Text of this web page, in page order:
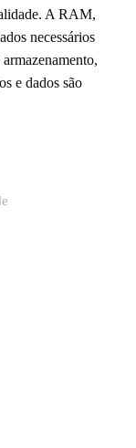
A RAM,
necessários
e dados são